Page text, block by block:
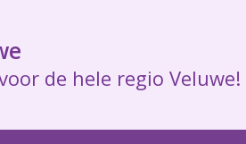
de hele regio Veluwe!